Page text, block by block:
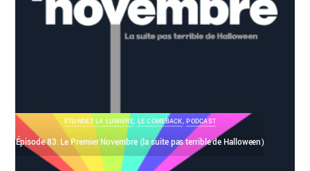
ÉTEINDEZ LA LUMIÈRE, LE COMEBACK,PODCAST
Épisode 83: Le Premier Novembre (la suite pas terrible de Halloween)